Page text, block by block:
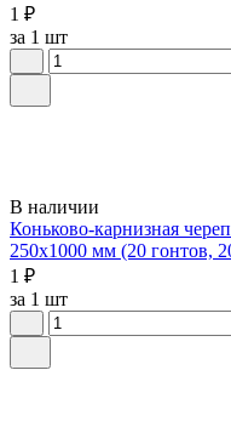
1 ₽
за 1 шт
В наличии
Коньково-карнизная
250х1000 мм (20 гонтов,
1 ₽
за 1 шт